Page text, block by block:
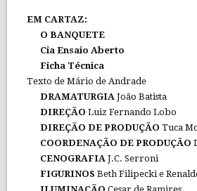
EM CARTAZ:
O BANQUETE
Cia Ensaio Aberto
Ficha Técnica
Texto de Mário de Andrade
DRAMATURGIAJoão Batista
DIREÇÃO Luiz Fernando Lobo
DIREÇÃO DE PRODUÇÃOTuca
COORDENAÇÃO DE PRODUÇÃO
CENOGRAFIA J.C. Serroni
FIGURINOS Beth Filipecki e
ILUMINAÇÃOCesar de Ramires